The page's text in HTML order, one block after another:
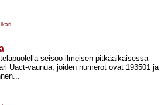
seisoo ilmeisen pitkäaikaisessa
Uact-​vaunua, joiden numerot ovat 193501 ja